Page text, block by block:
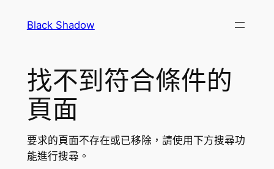
Black Shadow
找不到符合條件的
頁面
要求的頁面不存在或已移除，請使用下方搜尋功
能進行搜尋。